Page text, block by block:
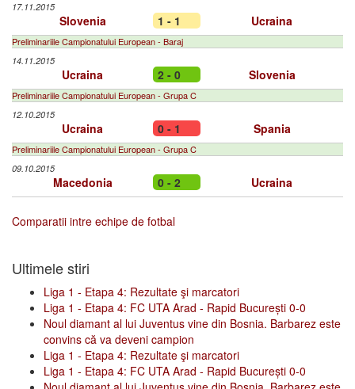
17.11.2015
Slovenia 1 - 1 Ucraina
Preliminariile Campionatului European - Baraj
14.11.2015
Ucraina 2 - 0 Slovenia
Preliminariile Campionatului European - Grupa C
12.10.2015
Ucraina 0 - 1 Spania
Preliminariile Campionatului European - Grupa C
09.10.2015
Macedonia 0 - 2 Ucraina
Comparatii intre echipe de fotbal
Ultimele stiri
Liga 1 - Etapa 4: Rezultate şi marcatori
Liga 1 - Etapa 4: FC UTA Arad - Rapid București 0-0
Noul diamant al lui Juventus vine din Bosnia. Barbarez este
convins că va deveni campion
Liga 1 - Etapa 4: Rezultate şi marcatori
Liga 1 - Etapa 4: FC UTA Arad - Rapid București 0-0